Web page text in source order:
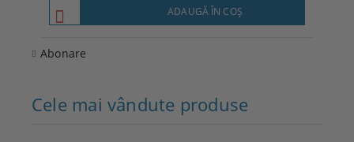
ADAUGĂ ÎN COŞ
Abonare
Cele mai vândute produse